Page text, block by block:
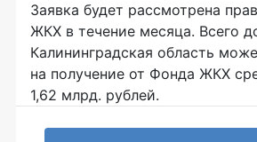
Заявка будет рассмотрена
ЖКХ в течение месяца. Всего
Калининградская область
на получение от Фонда ЖКХ
1,62 млрд. рублей.